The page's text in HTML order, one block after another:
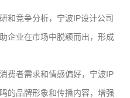
和竞争分析，宁波IP设计公司
企业在市场中脱颖而出，形成
费者需求和情感偏好，宁波IP
的品牌形象和传播内容，增强